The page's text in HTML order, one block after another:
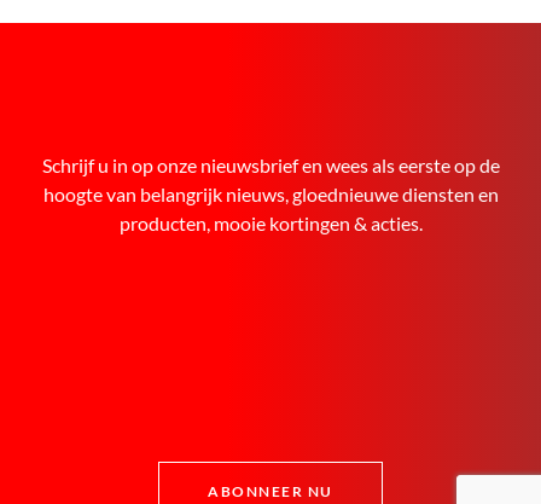
Schrijf u in op onze nieuwsbrief en wees als eerste op de
hoogte van belangrijk nieuws, gloednieuwe diensten en
producten, mooie kortingen & acties.
ABONNEER NU